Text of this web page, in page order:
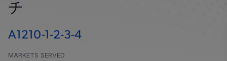
チ
A1210-1-2-3-4
MARKETS SERVED